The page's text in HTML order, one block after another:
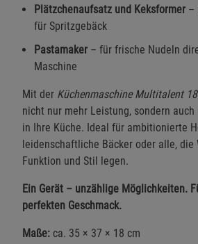
Plätzchenaufsatz und Keksformer –
für Spritzgebäck
Pastamaker – für frische Nudeln
Maschine
Mit der Küchenmaschine Multitalent
nicht nur mehr Leistung, sondern
in Ihre Küche. Ideal für ambitionierte
leidenschaftliche Bäcker oder alle,
Funktion und Stil legen.
Ein Gerät – unzählige Möglichkeiten.
perfekten Geschmack.
Maße: ca. 35 × 37 × 18 cm
Notwendige Cookies (5)
Funktionale Cookies (1)
Beschreibung Funktionale Cookies
Cookie-Informationen
Statistik Cookies (2)
Beschreibung Statistik Cookies